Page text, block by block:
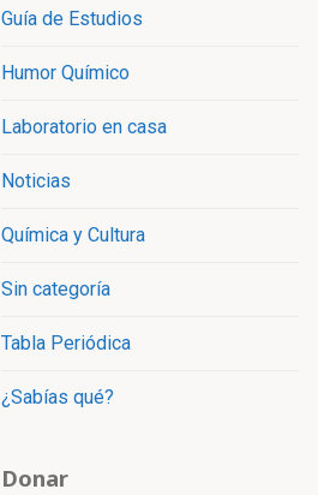
Guía de Estudios
Humor Químico
Laboratorio en casa
Noticias
Química y Cultura
Sin categoría
Tabla Periódica
¿Sabías qué?
Donar